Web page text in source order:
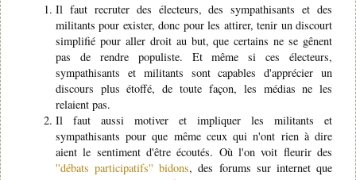
Il faut recruter des électeurs, des sympathisants et des
militants pour exister, donc pour les attirer, tenir un discourt
simplifié pour aller droit au but, que certains ne se gênent
pas de rendre populiste. Et même si ces électeurs,
sympathisants et militants sont capables d'apprécier un
discours plus étoffé, de toute façon, les médias ne les
relaient pas.
Il faut aussi motiver et impliquer les militants et
sympathisants pour que même ceux qui n'ont rien à dire
aient le sentiment d'être écoutés. Où l'on voit fleurir des
''débats participatifs'' bidons, des forums sur internet que